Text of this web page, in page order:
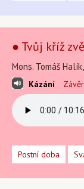
● Tvůj kříž
Mons. Tomáš
Kázání Závěr
Postní doba